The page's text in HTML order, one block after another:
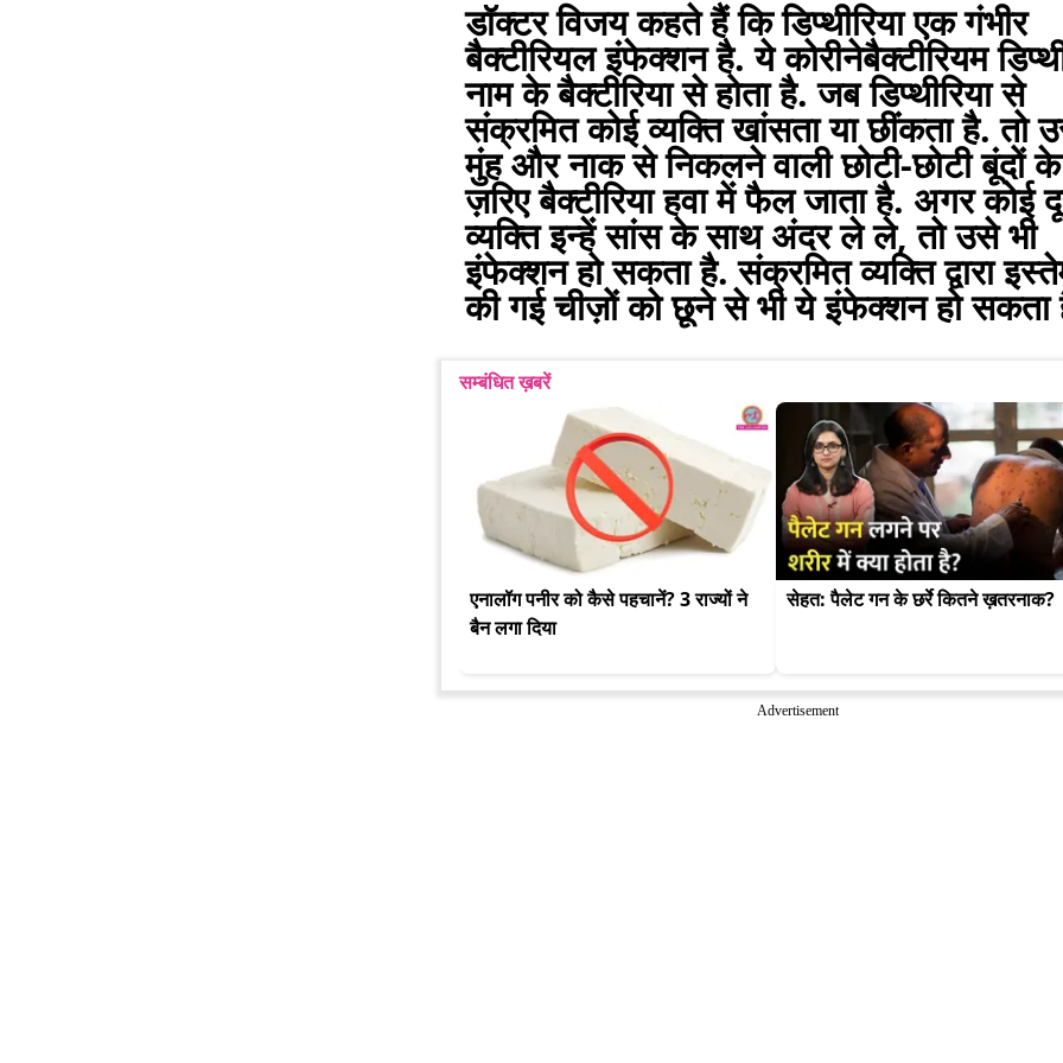
डॉक्टर विजय कहते हैं कि डिप्थीरिया एक गंभीर
बैक्टीरियल इंफेक्शन है. ये कोरीनेबैक्टीरियम
नाम के बैक्टीरिया से होता है. जब डिप्थीरिया से
संक्रमित कोई व्यक्ति खांसता या छींकता है. तो
मुंह और नाक से निकलने वाली छोटी-छोटी बूंदों के
ज़रिए बैक्टीरिया हवा में फैल जाता है. अगर कोई
व्यक्ति इन्हें सांस के साथ अंदर ले ले, तो उसे भी
इंफेक्शन हो सकता है. संक्रमित व्यक्ति द्वारा
की गई चीज़ों को छूने से भी ये इंफेक्शन हो सकता
सम्बंधित ख़बरें
एनालॉग पनीर को कैसे पहचानें? 3 राज्यों ने
बैन लगा दिया
सेहत: पैलेट गन के छर्रे कितने ख़तरनाक?
Advertisement